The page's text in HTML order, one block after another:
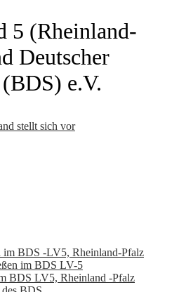
5 (Rheinland-
Deutscher
e.V.
stellt sich vor
im BDS -LV5, Rheinland-Pfalz
im BDS LV-5
BDS LV5, Rheinland -Pfalz